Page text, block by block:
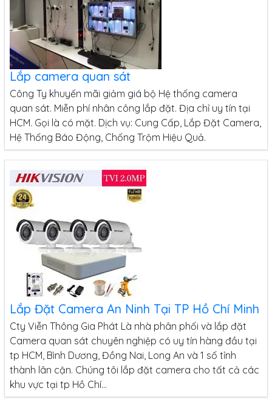
Lắp camera quan sát
Công Ty khuyến mãi giảm giá bộ Hệ thống camera
quan sát. Miễn phí nhân công lắp đặt. Địa chỉ uy tín tại
HCM. Gọi là có mặt. Dịch vụ: Cung Cấp, Lắp Đặt Camera,
Hệ Thống Báo Động, Chống Trộm Hiệu Quả.
Lắp Đặt Camera An Ninh Tại TP Hồ Chí Minh
Cty Viễn Thông Gia Phát Là nhà phân phối và lắp đặt
Camera quan sát chuyên nghiệp có uy tín hàng đầu tại
tp HCM, Bình Dương, Đồng Nai, Long An và 1 số tỉnh
thành lân cận. Chúng tôi lắp đặt camera cho tất cả các
khu vực tại tp Hồ Chí...